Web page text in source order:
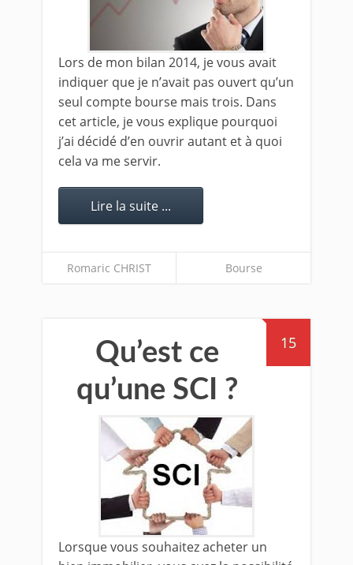
Lors de mon bilan 2014, je vous avait
indiquer que je n’avait pas ouvert qu’un
seul compte bourse mais trois. Dans
cet article, je vous explique pourquoi
j’ai décidé d’en ouvrir autant et à quoi
cela va me servir.
Lire la suite ...
Romaric CHRIST Bourse
15
Qu’est ce
qu’une SCI ?
Lorsque vous souhaitez acheter un